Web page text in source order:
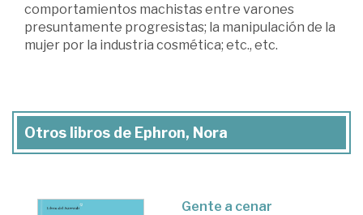
comportamientos machistas entre varones
presuntamente progresistas; la manipulación de la
mujer por la industria cosmética; etc., etc.
Otros libros de Ephron, Nora
Gente a cenar